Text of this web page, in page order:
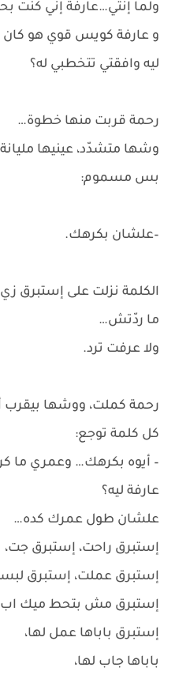
ولما إنتي…عارفة إني كنت
و عارفة كويس قوي هو كان
ليه وافقتي تتخطبي له؟
رحمة قربت منها خطوة…
وشها متشدّد، عينيها
بس مسموم:
–علشان بكرهك.
الكلمة نزلت على إستبرق
ما ردّتش…
ولا عرفت ترد.
رحمة كملت، ووشها بيقرب
كل كلمة توجع:
– أيوه بكرهك… وعمري ما
عارفة ليه؟
علشان طول عمرك كده…
إستبرق راحت، إستبرق جت،
إستبرق عملت، إستبرق
إستبرق مش بتحط ميك
إستبرق باباها عمل لها،
باباها جاب لها،